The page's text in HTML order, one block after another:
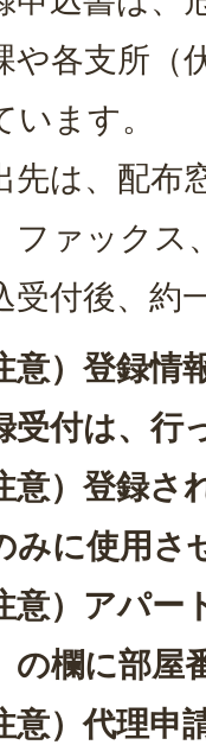
や各支所（
います。
先は、配布
ファックス
受付後、約
意）登録
受付は、行
意）登録
みに使用さ
意）アパ
の欄に部屋
意）代理